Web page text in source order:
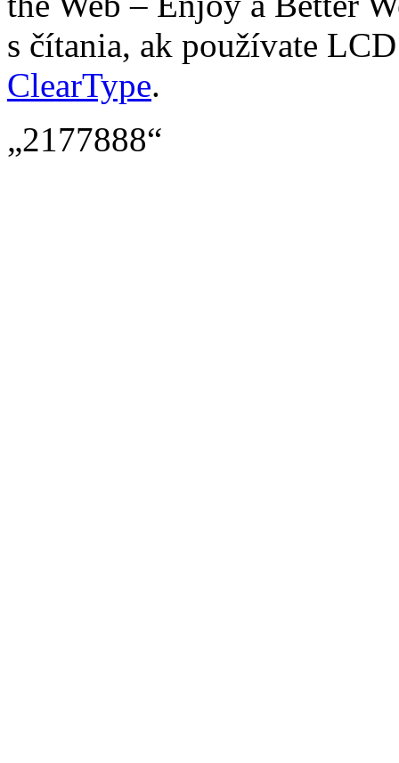
s čítania, ak používate
ClearType.
„2177888“